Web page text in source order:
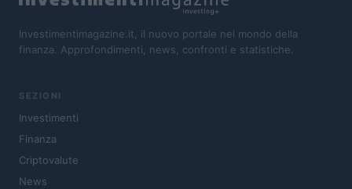
Investimentimagazine.it, il nuovo portale nel mondo della
finanza. Approfondimenti, news, confronti e statistiche.
SEZIONI
Investimenti
Finanza
Criptovalute
News